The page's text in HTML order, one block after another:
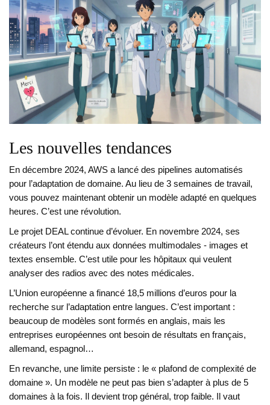
Les nouvelles tendances
En décembre 2024, AWS a lancé des pipelines automatisés
pour l’adaptation de domaine. Au lieu de 3 semaines de travail,
vous pouvez maintenant obtenir un modèle adapté en quelques
heures. C’est une révolution.
Le projet DEAL continue d’évoluer. En novembre 2024, ses
créateurs l’ont étendu aux données multimodales - images et
textes ensemble. C’est utile pour les hôpitaux qui veulent
analyser des radios avec des notes médicales.
L’Union européenne a financé 18,5 millions d’euros pour la
recherche sur l’adaptation entre langues. C’est important :
beaucoup de modèles sont formés en anglais, mais les
entreprises européennes ont besoin de résultats en français,
allemand, espagnol…
En revanche, une limite persiste : le « plafond de complexité de
domaine ». Un modèle ne peut pas bien s’adapter à plus de 5
domaines à la fois. Il devient trop général, trop faible. Il vaut